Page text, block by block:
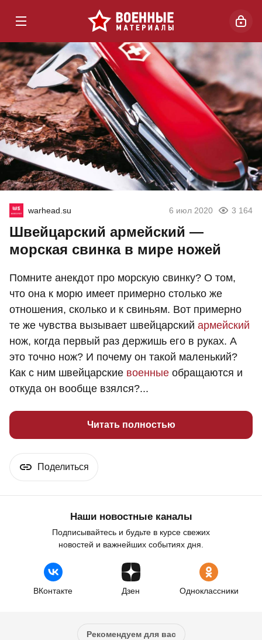
warhead.su 6 июл 2020 3 164
Швейцарский армейский —
морская свинка в мире ножей
Помните анекдот про морскую свинку? О том,
что она к морю имеет примерно столько же
отношения, сколько и к свиньям. Вот примерно
те же чувства вызывает швейцарский армейский
нож, когда первый раз держишь его в руках. А
это точно нож? И почему он такой маленький?
Как с ним швейцарские военные обращаются и
откуда он вообще взялся?...
Читать полностью
Поделиться
Наши новостные каналы
Подписывайтесь и будьте в курсе свежих
новостей и важнейших событиях дня.
ВКонтакте Дзен Одноклассники
Рекомендуем для вас